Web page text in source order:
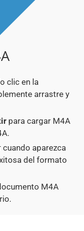
clic en la
arrastre y
para cargar M4A
cuando aparezca
del formato
M4A